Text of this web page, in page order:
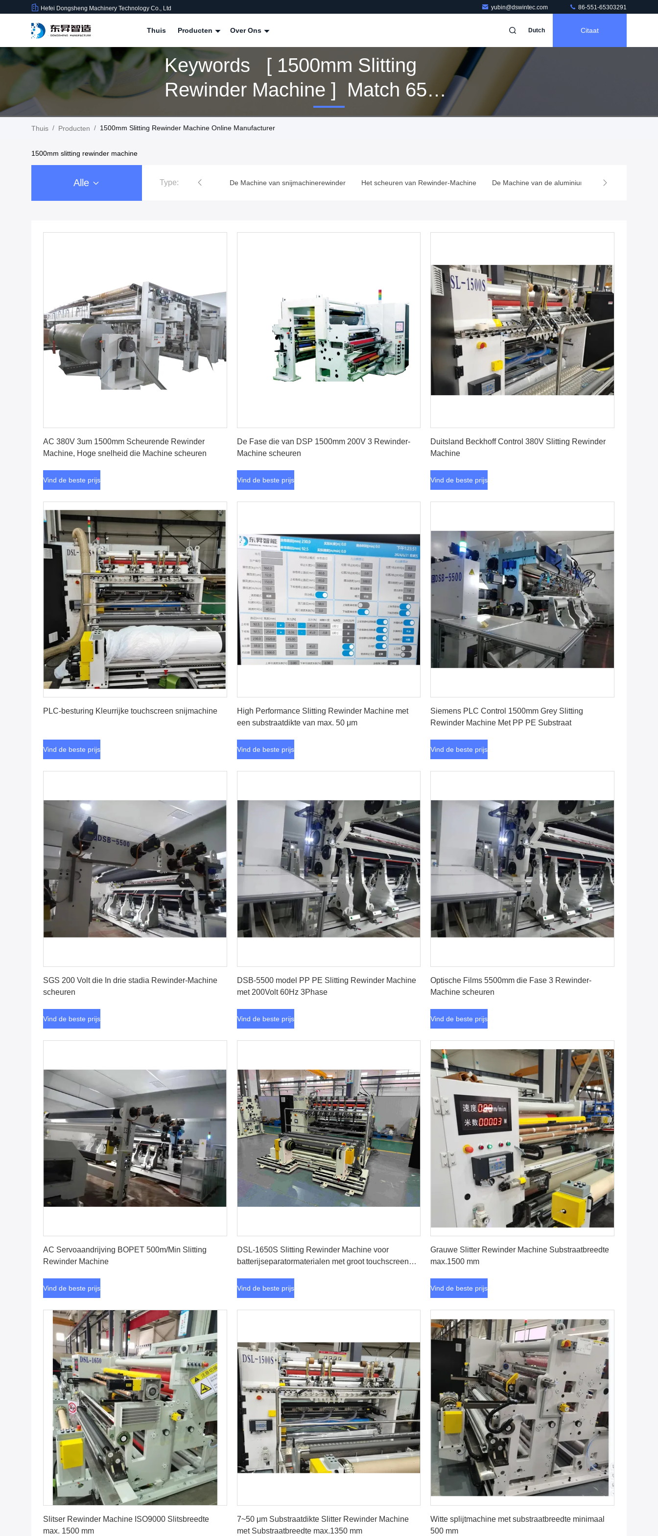
Hefei Dongsheng Machinery Technology Co., Ltd yubin@dswintec.com 86-551-65303291
Thuis Producten Over Ons Dutch Citaat
Keywords [ 1500mm Slitting
Rewinder Machine ] Match 65
Producten
Thuis / Producten / 1500mm Slitting Rewinder Machine Online Manufacturer
1500mm slitting rewinder machine
Alle Type:
De Machine van filmrewinder De Machine van snijmachinerewinder Het scheuren van Rewinder-Machine De Machine van de aluminiumdeklaag
AC 380V 3um 1500mm Scheurende Rewinder
Machine, Hoge snelheid die Machine scheuren
Vind de beste prijs
De Fase die van DSP 1500mm 200V 3 Rewinder-
Machine scheuren
Vind de beste prijs
Duitsland Beckhoff Control 380V Slitting Rewinder
Machine
Vind de beste prijs
PLC-besturing Kleurrijke touchscreen snijmachine
Vind de beste prijs
High Performance Slitting Rewinder Machine met
een substraatdikte van max. 50 μm
Vind de beste prijs
Siemens PLC Control 1500mm Grey Slitting
Rewinder Machine Met PP PE Substraat
Vind de beste prijs
SGS 200 Volt die In drie stadia Rewinder-Machine
scheuren
Vind de beste prijs
DSB-5500 model PP PE Slitting Rewinder Machine
met 200Volt 60Hz 3Phase
Vind de beste prijs
Optische Films 5500mm die Fase 3 Rewinder-
Machine scheuren
Vind de beste prijs
AC Servoaandrijving BOPET 500m/Min Slitting
Rewinder Machine
Vind de beste prijs
DSL-1650S Slitting Rewinder Machine voor
batterijseparatormaterialen met groot touchscreen
Vind de beste prijs
Grauwe Slitter Rewinder Machine Substraatbreedte
max.1500 mm
Vind de beste prijs
Slitser Rewinder Machine ISO9000 Slitsbreedte
max. 1500 mm
7~50 μm Substraatdikte Slitter Rewinder Machine
met Substraatbreedte max.1350 mm
Witte splijtmachine met substraatbreedte minimaal
500 mm